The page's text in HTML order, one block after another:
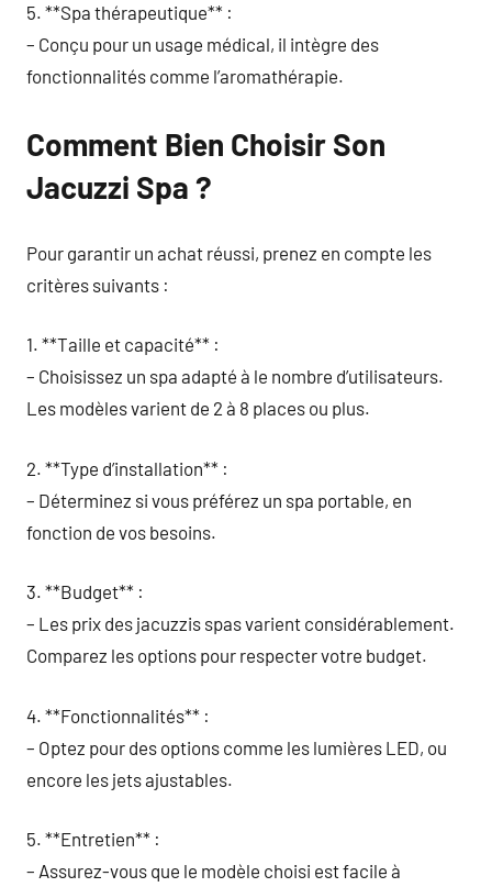
5. **Spa thérapeutique** :
– Conçu pour un usage médical, il intègre des
fonctionnalités comme l’aromathérapie.
Comment Bien Choisir Son
Jacuzzi Spa ?
Pour garantir un achat réussi, prenez en compte les
critères suivants :
1. **Taille et capacité** :
– Choisissez un spa adapté à le nombre d’utilisateurs.
Les modèles varient de 2 à 8 places ou plus.
2. **Type d’installation** :
– Déterminez si vous préférez un spa portable, en
fonction de vos besoins.
3. **Budget** :
– Les prix des jacuzzis spas varient considérablement.
Comparez les options pour respecter votre budget.
4. **Fonctionnalités** :
– Optez pour des options comme les lumières LED, ou
encore les jets ajustables.
5. **Entretien** :
– Assurez-vous que le modèle choisi est facile à